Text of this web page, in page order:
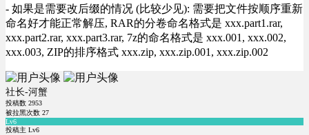
- 如果是需要改后缀的情况 (比较少见): 需要把文件按顺序重新
命名好才能正常解压, RAR的分卷命名格式是 xxx.part1.rar,
xxx.part2.rar, xxx.part3.rar, 7z的命名格式是 xxx.001, xxx.002,
xxx.003, ZIP的排序格式 xxx.zip, xxx.zip.001, xxx.zip.002
社长-河蟹
投稿数 2953
被拉黑次数 27
Lv6
投稿主 Lv6